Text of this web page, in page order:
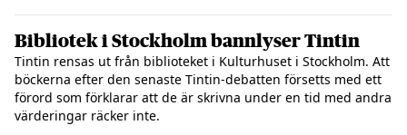
Bibliotek i Stockholm bannlyser Tintin
Tintin rensas ut från biblioteket i Kulturhuset i Stockholm. Att
böckerna efter den senaste Tintin-debatten försetts med ett
förord som förklarar att de är skrivna under en tid med andra
värderingar räcker inte.